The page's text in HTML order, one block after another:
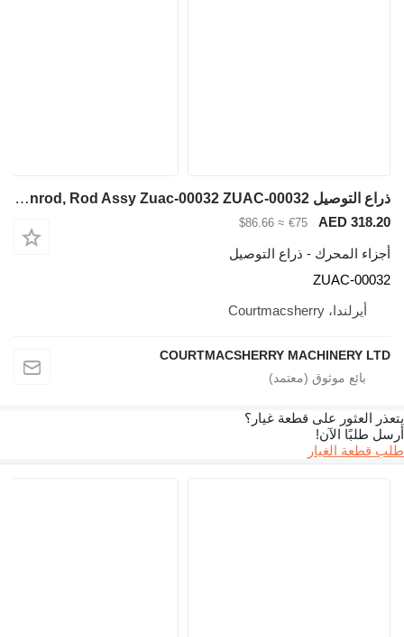
ذراع التوصيل Hyundai Robex R140lc-9a, R160lc-9a, Engine Conrod, Rod Assy Zuac-00032 ZUAC-00032 لـ حفارة Hyundai Robex R140lc-9a, R160lc-9a
التوصيل
غيار؟